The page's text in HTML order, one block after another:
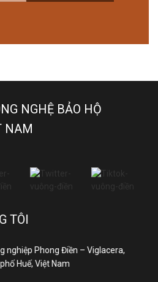
NGHỆ BẢO HỘ
NAM
TÔI
nghiệp Phong Điền – Viglacera,
Huế, Việt Nam